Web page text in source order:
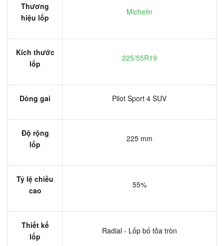
Thương
hiệu lốp
Michelin
Kích thước
lốp
225/55R19
Dòng gai Pilot Sport 4 SUV
Độ rộng
lốp
225 mm
Tỷ lệ chiều
cao
55%
Thiết kế
lốp
Radial - Lốp bố tỏa tròn